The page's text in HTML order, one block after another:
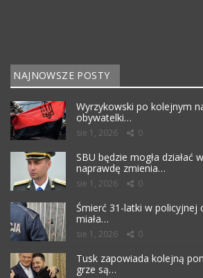
NAJNOWSZE POSTY
Wyrzykowski po kolejnym
obywatelki…
sie 1, 2026 0
SBU będzie mogła działać
naprawdę zmienia…
sie 1, 2026 0
Śmierć 31-latki w policyjnej
miała…
sie 1, 2026 0
Tusk zapowiada kolejną
grze są…